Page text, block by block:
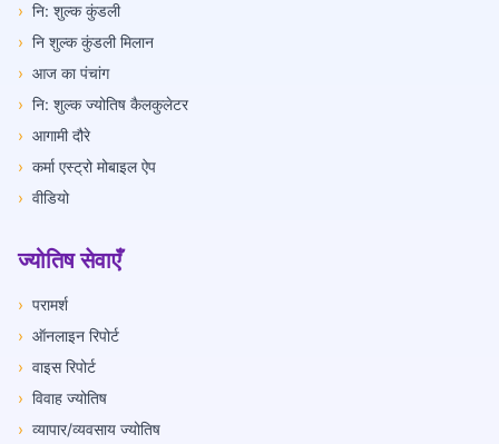
› नि: शुल्क कुंडली
› नि शुल्क कुंडली मिलान
› आज का पंचांग
› नि: शुल्क ज्योतिष कैलकुलेटर
› आगामी दौरे
› कर्मा एस्ट्रो मोबाइल ऐप
› वीडियो
ज्योतिष सेवाएँ
› परामर्श
› ऑनलाइन रिपोर्ट
› वाइस रिपोर्ट
› विवाह ज्योतिष
› व्यापार/व्यवसाय ज्योतिष